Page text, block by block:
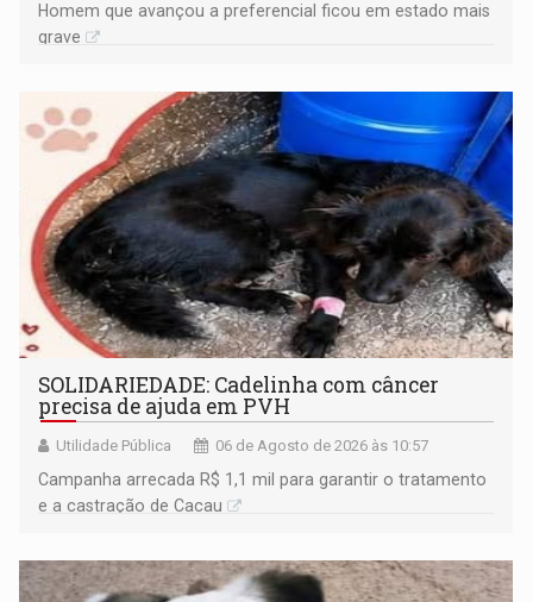
Homem que avançou a preferencial ficou em estado mais
grave
SOLIDARIEDADE: Cadelinha com câncer
precisa de ajuda em PVH
Utilidade Pública 06 de Agosto de 2026 às 10:57
Campanha arrecada R$ 1,1 mil para garantir o tratamento
e a castração de Cacau